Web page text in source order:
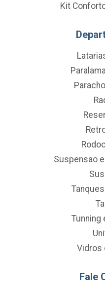
Kit
Suspensao
Tunning
Vidros
Fale